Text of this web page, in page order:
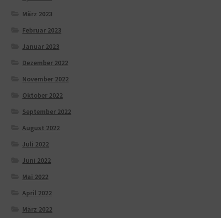
März 2023
Februar 2023
Januar 2023
Dezember 2022
November 2022
Oktober 2022
September 2022
August 2022
Juli 2022
Juni 2022
Mai 2022
April 2022
März 2022